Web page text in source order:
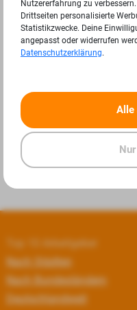
Top 10 Arbeitgeber
Nach Städten
Nach Bundesländern
Deutschlandweit
Nutzererfahrung zu
Drittseiten personalisierte
Statistikzwecke. Deine
angepasst oder widerrufen
Datenschutzerklärung.
Alle